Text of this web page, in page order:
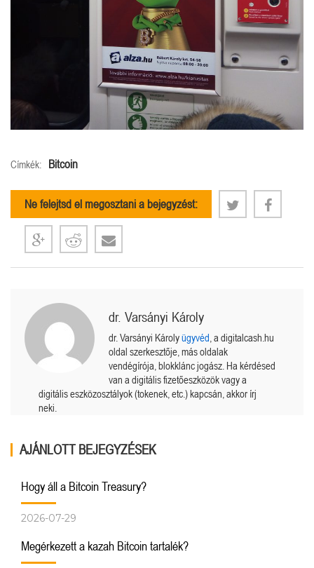
Címkék: Bitcoin
Ne felejtsd el megosztani a bejegyzést:
dr. Varsányi Károly
dr. Varsányi Károlyügyvéd , a digitalcash.hu
oldal szerkesztője, más oldalak
vendégírója, blokklánc jogász. Ha kérdésed
van a digitális fizetőeszközök vagy a
digitális eszközosztályok (tokenek, etc.) kapcsán, akkor írj
neki.
AJÁNLOTT BEJEGYZÉSEK
Hogy áll a Bitcoin Treasury?
2026-07-29
Megérkezett a kazah Bitcoin tartalék?